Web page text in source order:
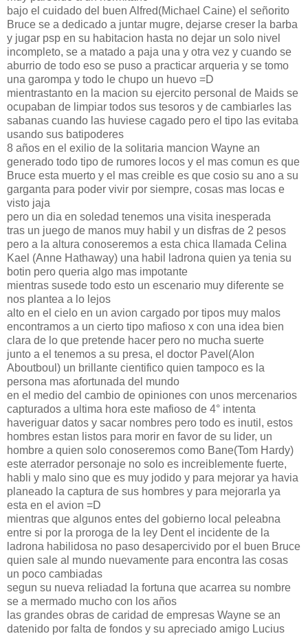
bajo el cuidado del buen Alfred(Michael Caine) el señorito
Bruce se a dedicado a juntar mugre, dejarse creser la barba
y jugar psp en su habitacion hasta no dejar un solo nivel
incompleto, se a matado a paja una y otra vez y cuando se
aburrio de todo eso se puso a practicar arqueria y se tomo
una garompa y todo le chupo un huevo =D
mientrastanto en la macion su ejercito personal de Maids se
ocupaban de limpiar todos sus tesoros y de cambiarles las
sabanas cuando las huviese cagado pero el tipo las evitaba
usando sus batipoderes
8 años en el exilio de la solitaria mancion Wayne an
generado todo tipo de rumores locos y el mas comun es que
Bruce esta muerto y el mas creible es que cosio su ano a su
garganta para poder vivir por siempre, cosas mas locas e
visto jaja
pero un dia en soledad tenemos una visita inesperada
tras un juego de manos muy habil y un disfras de 2 pesos
pero a la altura conoseremos a esta chica llamada Celina
Kael (Anne Hathaway) una habil ladrona quien ya tenia su
botin pero queria algo mas impotante
mientras susede todo esto un escenario muy diferente se
nos plantea a lo lejos
alto en el cielo en un avion cargado por tipos muy malos
encontramos a un cierto tipo mafioso x con una idea bien
clara de lo que pretende hacer pero no mucha suerte
junto a el tenemos a su presa, el doctor Pavel(Alon
Aboutboul) un brillante cientifico quien tampoco es la
persona mas afortunada del mundo
en el medio del cambio de opiniones con unos mercenarios
capturados a ultima hora este mafioso de 4° intenta
haveriguar datos y sacar nombres pero todo es inutil, estos
hombres estan listos para morir en favor de su lider, un
hombre a quien solo conoseremos como Bane(Tom Hardy)
este aterrador personaje no solo es increiblemente fuerte,
habli y malo sino que es muy jodido y para mejorar ya havia
planeado la captura de sus hombres y para mejorarla ya
esta en el avion =D
mientras que algunos entes del gobierno local peleabna
entre si por la proroga de la ley Dent el incidente de la
ladrona habilidosa no paso desapercivido por el buen Bruce
quien sale al mundo nuevamente para encontra las cosas
un poco cambiadas
segun su nueva reliadad la fortuna que acarrea su nombre
se a mermado mucho con los años
las grandes obras de caridad de empresas Wayne se an
datenido por falta de fondos y su apreciado amigo Lucius